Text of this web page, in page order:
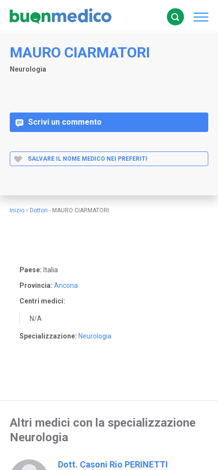
MAURO CIARMATORI
Neurologia
Scrivi un commento
SALVARE IL NOME MEDICO NEI PREFERITI
Inizio - Dottori - MAURO CIARMATORI
Paese: Italia
Provincia: Ancona
Centri medici:
N/A
Specializzazione: Neurologia
Altri medici con la specializzazione
Neurologia
Dott. Casoni Rio PERINETTI